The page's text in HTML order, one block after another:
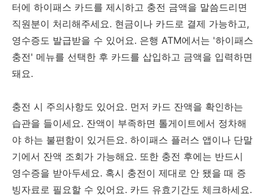
터에 하이패스 카드를 제시하고 충전 금액을 말씀드리면
직원분이 처리해주세요. 현금이나 카드로 결제 가능하고,
영수증도 발급받을 수 있어요. 은행 ATM에서는 '하이패스
충전' 메뉴를 선택한 후 카드를 삽입하고 금액을 입력하면
돼요.
충전 시 주의사항도 있어요. 먼저 카드 잔액을 확인하는
습관을 들이세요. 잔액이 부족하면 톨게이트에서 정차해
야 하는 불편함이 있거든요. 하이패스 플러스 앱이나 단말
기에서 잔액 조회가 가능해요. 또한 충전 후에는 반드시
영수증을 받아두세요. 혹시 충전이 제대로 안 됐을 때 증
빙자료로 필요할 수 있어요. 카드 유효기간도 체크하세요.